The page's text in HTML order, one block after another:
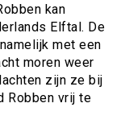
kan
Elftal. De
met een
moren weer
zijn ze bij
Robben vrij te